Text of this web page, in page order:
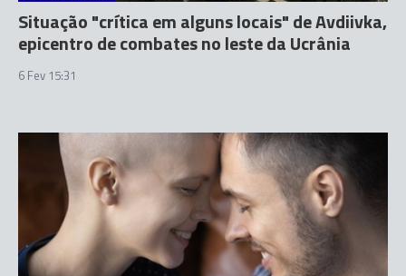
Situação "crítica em alguns locais" de Avdiivka,
epicentro de combates no leste da Ucrânia
6 Fev 15:31